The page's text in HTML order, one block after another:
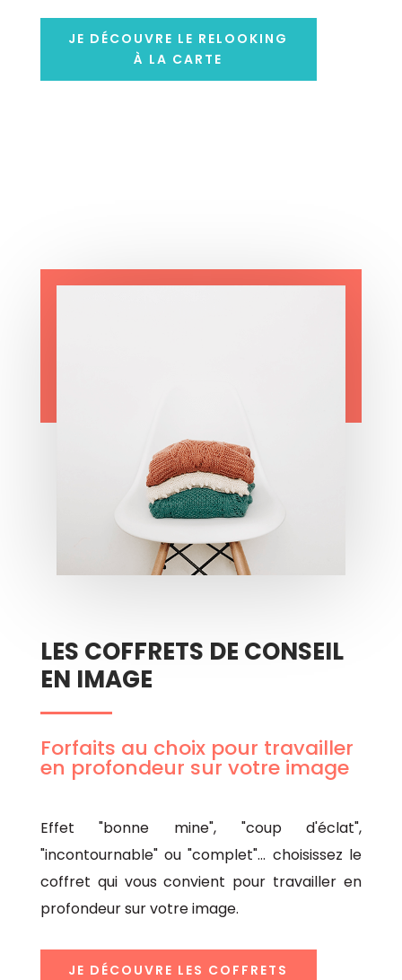
JE DÉCOUVRE LE RELOOKING
À LA CARTE
LES COFFRETS DE CONSEIL
EN IMAGE
Forfaits au choix pour travailler
en profondeur sur votre image
Effet "bonne mine", "coup d'éclat",
"incontournable" ou "complet"... choisissez le
coffret qui vous convient pour travailler en
profondeur sur votre image.
JE DÉCOUVRE LES COFFRETS